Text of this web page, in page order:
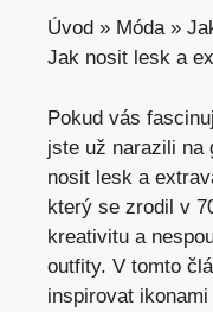
Úvod » Móda»
Jak nosit lesk a
Pokud vás
jste už narazili na
nosit lesk a
který se zrodil v
kreativitu a
outfity. V tomto
inspirovat